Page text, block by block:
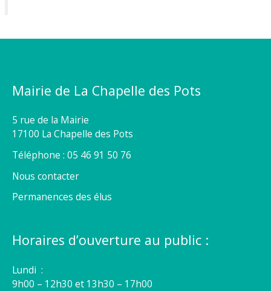
Mairie de La Chapelle des Pots
5 rue de la Mairie
17100 La Chapelle des Pots
Téléphone : 05 46 91 50 76
Nous contacter
Permanences des élus
Horaires d’ouverture au public :
Lundi :
9h00 – 12h30 et 13h30 – 17h00